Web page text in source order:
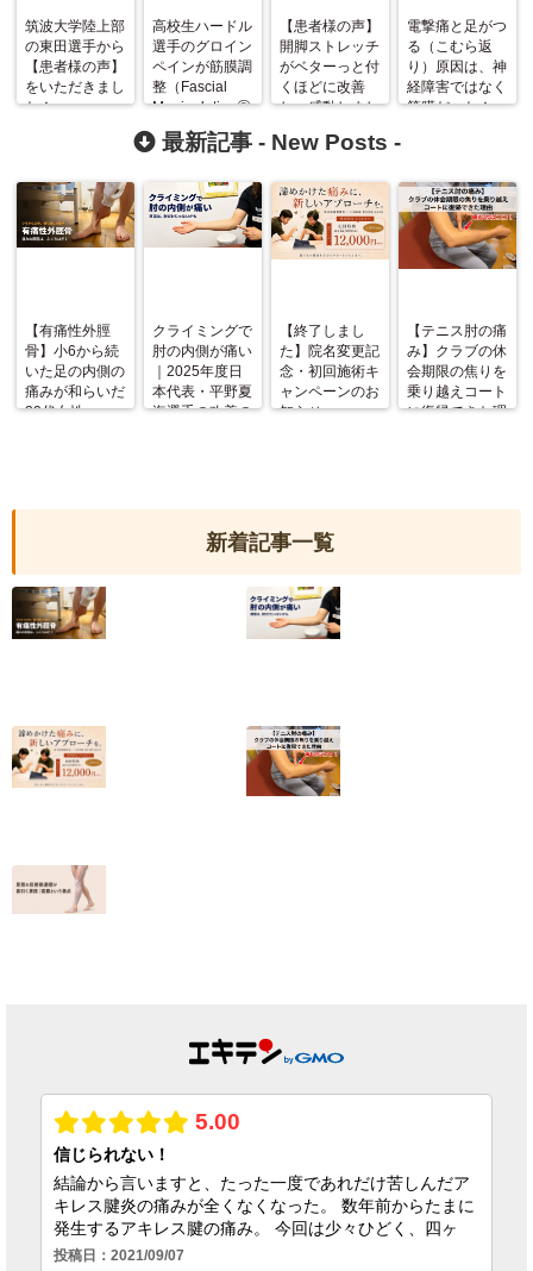
筑波大学陸上部
の東田選手から
【患者様の声】
をいただきまし
た！
高校生ハードル
選手のグロイン
ペインが筋膜調
整（Fascial
ManipulationⓇ
）で改善！
【患者様の声】
開脚ストレッチ
がベターっと付
くほどに改善
し、感動しまし
電撃痛と足がつ
る（こむら返
り）原因は、神
経障害ではなく
筋膜だった！
最新記事 - New Posts -
【有痛性外脛
骨】小6から続
いた足の内側の
痛みが和らいだ
20代女性
クライミングで
肘の内側が痛い
｜2025年度日
本代表・平野夏
海選手の改善の
【終了しまし
た】院名変更記
念・初回施術キ
ャンペーンのお
知らせ
【テニス肘の痛
み】クラブの休
会期限の焦りを
乗り越えコート
に復帰できた理
新着記事一覧
【有痛性外脛骨】
小6から続いた足
の内側の痛みが和
らいだ20代女性
クライミングで肘
の内側が痛い｜
2025年度日本代
表・平野夏海選手
【終了しました】
院名変更記念・初
回施術キャンペー